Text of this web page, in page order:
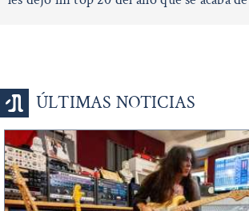
ÚLTIMAS NOTICIAS